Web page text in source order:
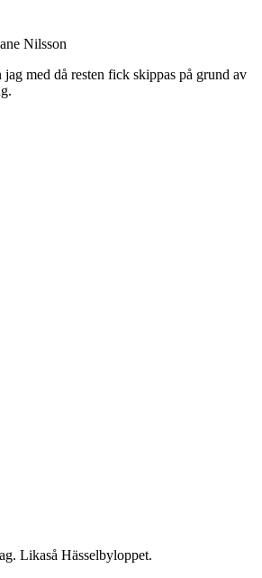
Nilsson
med då resten fick skippas på grund av
Likaså Hässelbyloppet.